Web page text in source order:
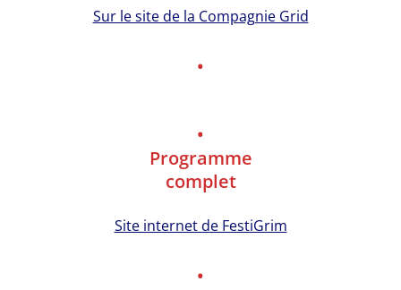
Sur le site de la Compagnie Grid
•
•
Programme
complet
Site internet de FestiGrim
•